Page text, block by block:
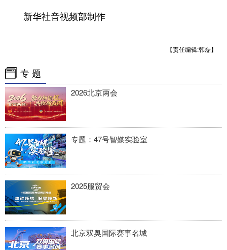
新华社音视频部制作
【责任编辑:韩磊】
专 题
2026北京两会
专题：47号智媒实验室
2025服贸会
北京双奥国际赛事名城